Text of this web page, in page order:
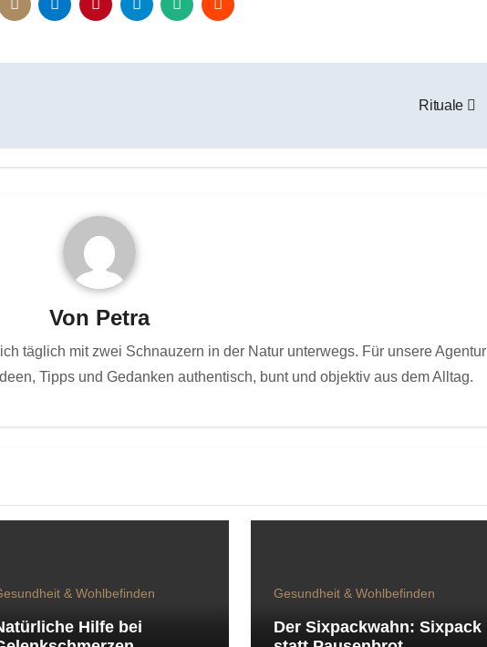
Rituale
Von Petra
täglich mit zwei Schnauzern in der Natur unterwegs. Für unsere Agentur
Tipps und Gedanken authentisch, bunt und objektiv aus dem Alltag.
& Wohlbefinden
Hilfe bei
Gesundheit & Wohlbefinden
Der Sixpackwahn: Sixpack